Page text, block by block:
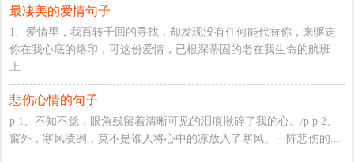
最凄美的爱情句子
1、爱情里，我百转千回的寻找，却发现没有任何能代替你，来驱走
你在我心底的烙印，可这份爱情，已根深蒂固的老在我生命的航班
上...
悲伤心情的句子
p 1、不知不觉，眼角残留着清晰可见的泪痕揪碎了我的心。/p p 2、
窗外，寒风凌冽，莫不是谁人将心中的凉放入了寒风。一阵悲伤的...